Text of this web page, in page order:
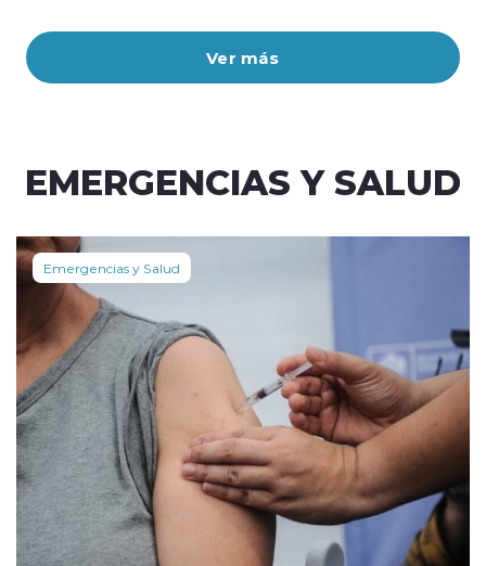
Ver más
EMERGENCIAS Y SALUD
Emergencias y Salud